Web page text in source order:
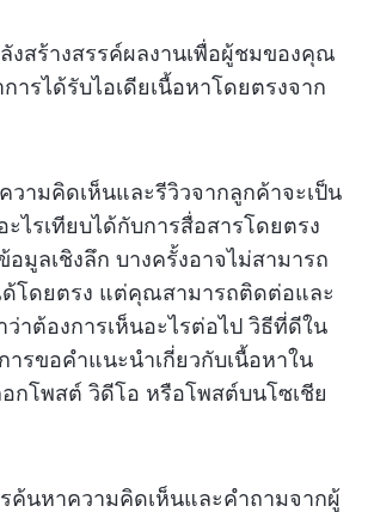
งสร้างสรรค์ผลงานเพื่อผู้ชมของคุณ
ารได้รับไอเดียเนื้อหาโดยตรงจาก
วามคิดเห็นและรีวิวจากลูกค้าจะเป็น
ไรเทียบได้กับการสื่อสารโดยตรง
อมูลเชิงลึก บางครั้งอาจไม่สามารถ
โดยตรง แต่คุณสามารถติดต่อและ
ว่าต้องการเห็นอะไรต่อไป วิธีที่ดีใน
ารขอคำแนะนำเกี่ยวกับเนื้อหาใน
กโพสต์ วิดีโอ หรือโพสต์บนโซเชีย
ค้นหาความคิดเห็นและคำถามจากผู้